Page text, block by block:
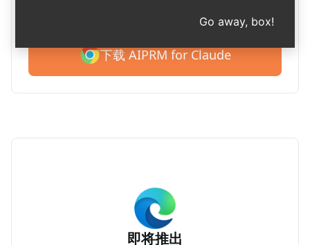
下载 AIPRM for Claude
即将推出
Go away, box!